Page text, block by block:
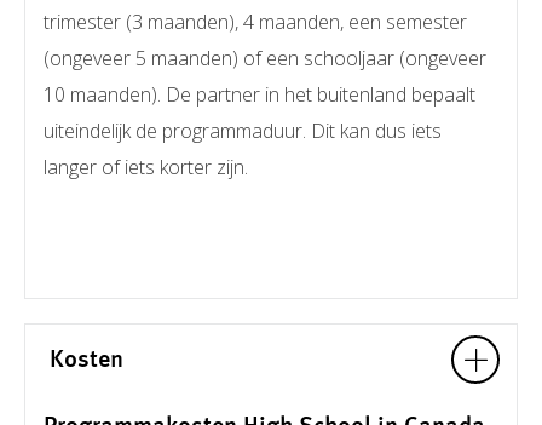
trimester (3 maanden), 4 maanden, een semester
(ongeveer 5 maanden) of een schooljaar (ongeveer
10 maanden). De partner in het buitenland bepaalt
uiteindelijk de programmaduur. Dit kan dus iets
langer of iets korter zijn.
Kosten